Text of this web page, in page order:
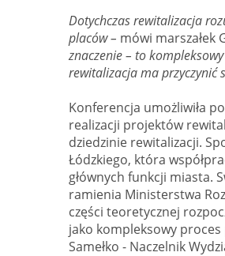
Dotychczas rewitalizacja
placów – mówi marszałek
znaczenie – to
rewitalizacja ma przyczynić
Konferencja umożliwiła
realizacji projektów
dziedzinie rewitalizacji.
Łódzkiego, która
głównych funkcji miasta.
ramienia Ministerstwa
części teoretycznej
jako kompleksowy
Samełko - Naczelnik